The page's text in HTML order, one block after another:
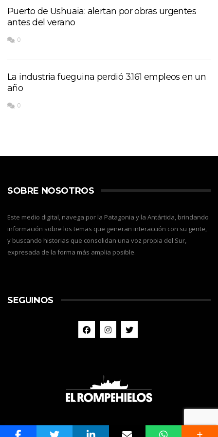
Puerto de Ushuaia: alertan por obras urgentes
antes del verano
0
La industria fueguina perdió 3.161 empleos en un
año
0
SOBRE NOSOTROS
Este medio digital, navega por la Patagonia y la Antártida, brindando
información sobre los temas que generan interacción con su gente,
y buscando historias que consolidan una voz propia del Sur,
expresada de la forma más amplia posible.
SEGUINOS